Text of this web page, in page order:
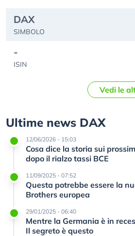
DAX
SIMBOLO
-
ISIN
Vedi le
Ultime news DAX
12/06/2026 - 15:03
Cosa dice la storia sui
dopo il rialzo tassi BCE
11/09/2025 - 07:52
Questa potrebbe essere la
Brothers europea
29/01/2025 - 06:40
Mentre la Germania è in
Il segreto è questo